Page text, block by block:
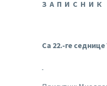
З А П И С Н И К
Са 22.-ге